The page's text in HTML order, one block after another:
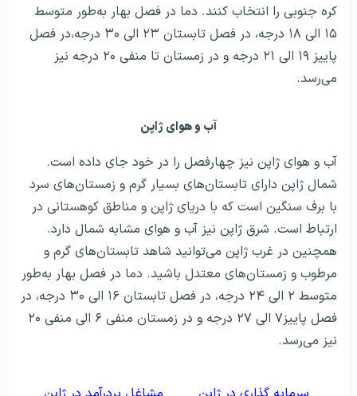
کره جنوبی را انتخاب کنند. دما در فصل بهار به‌طور متوسط
۱۵ الی ۱۸ درجه، در فصل تابستان ۲۳ الی ۳۰ درجه،در فصل
پاییز ۱۹ الی ۲۱ درجه و در زمستان تا منفی ۲۰ درجه نیز
می‌رسد.
آب‌ و هوای ژاپن
آب و هوای ژاپن نیز چهارفصل را در خود جای داده است.
شمال ژاپن دارای تابستان‌های بسیار گرم و زمستان‌های سرد
با برف سنگین است که با دریای ژاپن و مناطق کوهستانی در
ارتباط است. شرق ژاپن نیز آب و هوای مشابه شمال دارد.
همچنین در غرب ژاپن می‌توانید شاهد تابستان‌های گرم و
مرطوب و زمستان‌های معتدل باشید. دما در فصل بهار به‌طور
متوسط ۲ الی ۲۴ درجه، در فصل تابستان ۱۶ الی ۳۰ درجه، در
فصل پاییز۷ الی ۲۷ درجه و در زمستان منفی ۶ الی منفی ۲۰
نیز می‌رسد.